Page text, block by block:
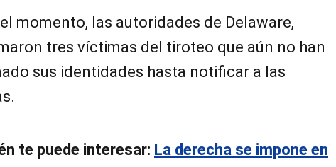
momento, las autoridades de Delaware,
tres víctimas del tiroteo que aún no han
sus identidades hasta notificar a las
te puede interesar: La derecha se impone en